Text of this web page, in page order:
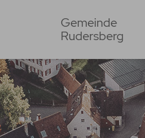
Gemeinde
Rudersberg